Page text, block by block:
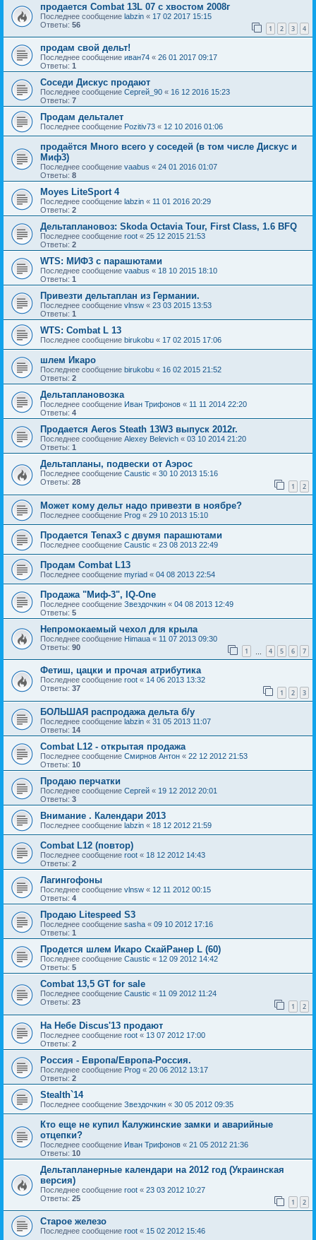
продается Combat 13L 07 с хвостом 2008г
Последнее сообщение labzin « 17 02 2017 15:15
Ответы: 56 1 2 3 4
продам свой дельт!
Последнее сообщение иван74 « 26 01 2017 09:17
Ответы: 1
Соседи Дискус продают
Последнее сообщение Сергей_90 « 16 12 2016 15:23
Ответы: 7
Продам дельталет
Последнее сообщение Pozitiv73 « 12 10 2016 01:06
продаётся Много всего у соседей (в том числе Дискус и
Миф3)
Последнее сообщение vaabus « 24 01 2016 01:07
Ответы: 8
Moyes LiteSport 4
Последнее сообщение labzin « 11 01 2016 20:29
Ответы: 2
Дельтаплановоз: Skoda Octavia Tour, First Class, 1.6 BFQ
Последнее сообщение root « 25 12 2015 21:53
Ответы: 2
WTS: МИФ3 с парашютами
Последнее сообщение vaabus « 18 10 2015 18:10
Ответы: 1
Привезти дельтаплан из Германии.
Последнее сообщение vlnsw « 23 03 2015 13:53
Ответы: 1
WTS: Combat L 13
Последнее сообщение birukobu « 17 02 2015 17:06
шлем Икаро
Последнее сообщение birukobu « 16 02 2015 21:52
Ответы: 2
Дельтаплановозка
Последнее сообщение Иван Трифонов « 11 11 2014 22:20
Ответы: 4
Продается Aeros Steath 13W3 выпуск 2012г.
Последнее сообщение Alexey Belevich « 03 10 2014 21:20
Ответы: 1
Дельтапланы, подвески от Аэрос
Последнее сообщение Caustic « 30 10 2013 15:16
Ответы: 28 1 2
Может кому дельт надо привезти в ноябре?
Последнее сообщение Prog « 29 10 2013 15:10
Продается Tenax3 с двумя парашютами
Последнее сообщение Caustic « 23 08 2013 22:49
Продам Combat L13
Последнее сообщение myriad « 04 08 2013 22:54
Продажа "Миф-3", IQ-One
Последнее сообщение Звездочкин « 04 08 2013 12:49
Ответы: 5
Непромокаемый чехол для крыла
Последнее сообщение Himaua « 11 07 2013 09:30
Ответы: 90 1 4 5 6 7
Фетиш, цацки и прочая атрибутика
Последнее сообщение root « 14 06 2013 13:32
Ответы: 37 1 2 3
БОЛЬШАЯ распродажа дельта б/у
Последнее сообщение labzin « 31 05 2013 11:07
Ответы: 14
Combat L12 - открытая продажа
Последнее сообщение Смирнов Антон « 22 12 2012 21:53
Ответы: 10
Продаю перчатки
Последнее сообщение Сергей « 19 12 2012 20:01
Ответы: 3
Внимание . Календари 2013
Последнее сообщение labzin « 18 12 2012 21:59
Combat L12 (повтор)
Последнее сообщение root « 18 12 2012 14:43
Ответы: 2
Лагингофоны
Последнее сообщение vlnsw « 12 11 2012 00:15
Ответы: 4
Продаю Litespeed S3
Последнее сообщение sasha « 09 10 2012 17:16
Ответы: 1
Продется шлем Икаро СкайРанер L (60)
Последнее сообщение Caustic « 12 09 2012 14:42
Ответы: 5
Combat 13,5 GT for sale
Последнее сообщение Caustic « 11 09 2012 11:24
Ответы: 23 1 2
На Небе Discus'13 продают
Последнее сообщение root « 13 07 2012 17:00
Ответы: 2
Россия - Европа/Европа-Россия.
Последнее сообщение Prog « 20 06 2012 13:17
Ответы: 2
Stealth`14
Последнее сообщение Звездочкин « 30 05 2012 09:35
Кто еще не купил Калужинские замки и аварийные
отцепки?
Последнее сообщение Иван Трифонов « 21 05 2012 21:36
Ответы: 10
Дельтапланерные календари на 2012 год (Украинская
версия)
Последнее сообщение root « 23 03 2012 10:27
Ответы: 25 1 2
Старое железо
Последнее сообщение root « 15 02 2012 15:46